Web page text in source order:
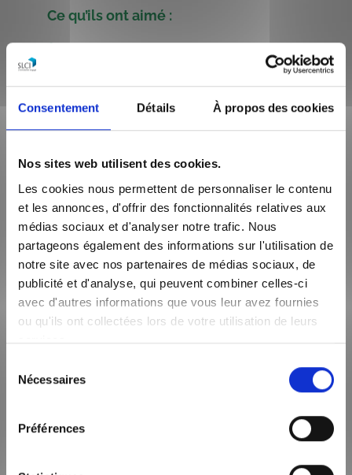
Consentement Détails À propos des cookies
Nos sites web utilisent des cookies.
Les cookies nous permettent de personnaliser le contenu
et les annonces, d'offrir des fonctionnalités relatives aux
médias sociaux et d'analyser notre trafic. Nous
partageons également des informations sur l'utilisation de
notre site avec nos partenaires de médias sociaux, de
publicité et d'analyse, qui peuvent combiner celles-ci
avec d'autres informations que vous leur avez fournies
ou qu'ils ont collectées lors de votre utilisation de leurs
services.
Nécessaires
Préférences
Ce qu’ils ont aimé :
+
+
Enregistrer
Enregistrer